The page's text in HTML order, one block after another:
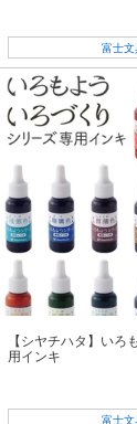
富士文
【シヤチハタ】いろ
用インキ
富士文